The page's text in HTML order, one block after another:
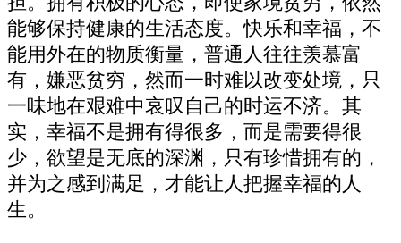
能够保持健康的生活态度。快乐和幸福，不
能用外在的物质衡量，普通人往往羡慕富
有，嫌恶贫穷，然而一时难以改变处境，只
一味地在艰难中哀叹自己的时运不济。其
实，幸福不是拥有得很多，而是需要得很
少，欲望是无底的深渊，只有珍惜拥有的，
并为之感到满足，才能让人把握幸福的人
生。